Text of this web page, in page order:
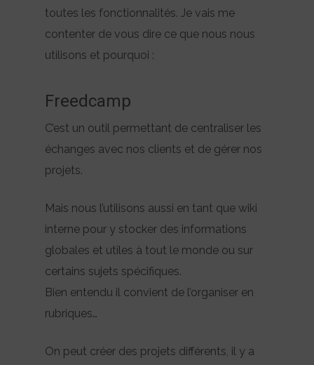
toutes les fonctionnalités. Je vais me
contenter de vous dire ce que nous nous
utilisons et pourquoi :
Freedcamp
C’est un outil permettant de centraliser les
échanges avec nos clients et de gérer nos
projets.
Mais nous l’utilisons aussi en tant que wiki
interne pour y stocker des informations
globales et utiles à tout le monde ou sur
certains sujets spécifiques.
Bien entendu il convient de l’organiser en
rubriques…
On peut créer des projets différents, il y a